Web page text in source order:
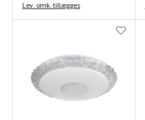
Lev. omk. tillægges